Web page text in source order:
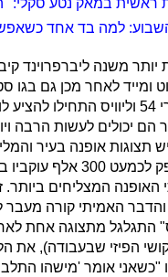
למה בד אחד
יותר משנה ליברפרוינד
ומייד לאחר מכן גם בגו
כמו פקטורי 54 וליוויס
יכולים לעשות הרבה
תצוגות אופנה בעיר
רומן שסיפק
האופנה המצליחים
האמיתי קורה מעבר
התגלגל מתצוגה אחת
הפיזי שבעבודה), את
"כשאני אומר 'מישהו